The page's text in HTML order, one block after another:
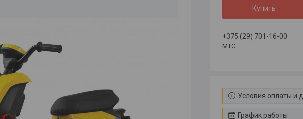
Купить
+375 (29) 701-16-00
МТС
Условия оплаты и
График работы